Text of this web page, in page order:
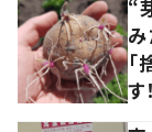
“
す